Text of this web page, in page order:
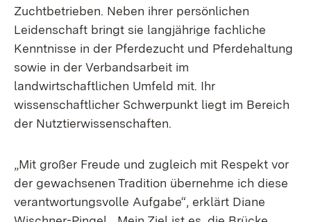
Zuchtbetrieben. Neben ihrer persönlichen
Leidenschaft bringt sie langjährige fachliche
Kenntnisse in der Pferdezucht und Pferdehaltung
sowie in der Verbandsarbeit im
landwirtschaftlichen Umfeld mit. Ihr
wissenschaftlicher Schwerpunkt liegt im Bereich
der Nutztierwissenschaften.
„Mit großer Freude und zugleich mit Respekt vor
der gewachsenen Tradition übernehme ich diese
verantwortungsvolle Aufgabe“, erklärt Diane